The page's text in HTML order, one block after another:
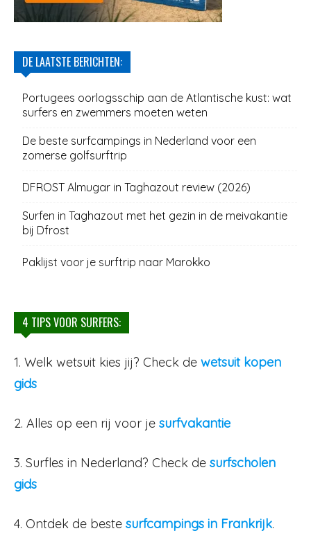
DE LAATSTE BERICHTEN:
Portugees oorlogsschip aan de Atlantische kust: wat
surfers en zwemmers moeten weten
De beste surfcampings in Nederland voor een
zomerse golfsurftrip
DFROST Almugar in Taghazout review (2026)
Surfen in Taghazout met het gezin in de meivakantie
bij Dfrost
Paklijst voor je surftrip naar Marokko
4 TIPS VOOR SURFERS:
1. Welk wetsuit kies jij? Check de wetsuit kopen
gids
2. Alles op een rij voor je surfvakantie
3. Surfles in Nederland? Check de surfscholen
gids
4. Ontdek de beste surfcampings in Frankrijk.